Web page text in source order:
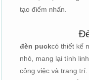
tạo điểm nhấn.
đèn puckcó thiết kế
nhỏ, mang lại tính
công việc và trang